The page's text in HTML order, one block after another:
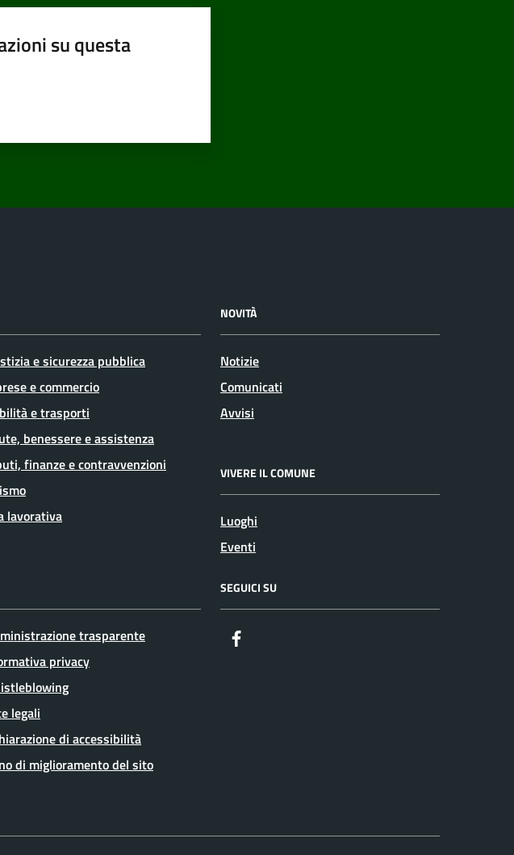
su questa
e sicurezza pubblica
e commercio
e trasporti
benessere e assistenza
finanze e contravvenzioni
lavorativa
NOVITÀ
Notizie
Comunicati
Avvisi
VIVERE IL COMUNE
Luoghi
Eventi
trasparente
privacy
legali
di accessibilità
di miglioramento del sito
SEGUICI SU